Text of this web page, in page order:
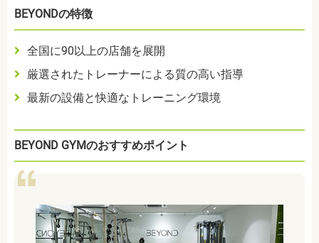
BEYONDの特徴
全国に90以上の店舗を展開
厳選されたトレーナーによる質の高い指導
最新の設備と快適なトレーニング環境
BEYOND GYMのおすすめポイント